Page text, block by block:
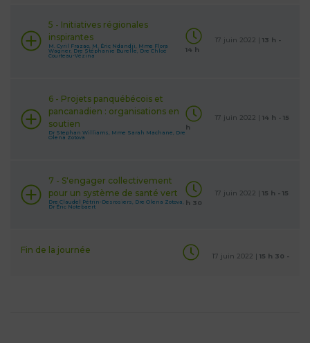
5 - Initiatives régionales
inspirantes
M. Cyril Frazao, M. Éric Ndandji, Mme Flora
Wagner, Dre Stéphanie Burelle, Dre Chloé
Courteau-Vézina
17 juin 2022 | 13 h -
14 h
6 - Projets panquébécois et
pancanadien : organisations en
soutien
Dr Stephan Williams, Mme Sarah Machane, Dre
Olena Zotova
17 juin 2022 | 14 h - 15
h
7 - S'engager collectivement
pour un système de santé vert
Dre Claudel Pétrin-Desrosiers, Dre Olena Zotova,
Dr Éric Notebaert
17 juin 2022 | 15 h - 15
h 30
Fin de la journée
17 juin 2022 | 15 h 30 -